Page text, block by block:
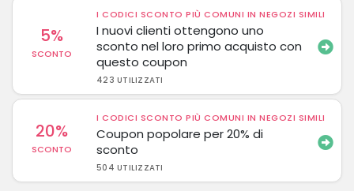
5%
SCONTO
I CODICI SCONTO PIÙ COMUNI IN NEGOZI SIMILI
I nuovi clienti ottengono uno
sconto nel loro primo acquisto con
questo coupon
423 UTILIZZATI
20%
SCONTO
I CODICI SCONTO PIÙ COMUNI IN NEGOZI SIMILI
Coupon popolare per 20% di
sconto
504 UTILIZZATI